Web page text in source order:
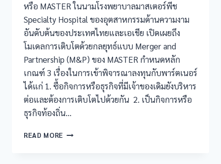
หรือ MASTER ในนามโรงพยาบาลมาสเตอร์พีช
Specialty Hospital ของอุตสาหกรรมด้านความงาม
อันดับต้นของประเทศไทยและเอเชีย เปิดเผยถึง
โมเดลการเติบโตด้วยกลยุทธ์แบบ Merger and
Partnership (M&P) ของ MASTER กำหนดหลัก
เกณฑ์ 3 เรื่องในการเข้าพิจารณาลงทุนกับพาร์ตเนอร์
ได้แก่ 1. ซื้อกิจการหรือธุรกิจที่มีเจ้าของเดิมยังบริหาร
ต่อและต้องการเติบโตไปด้วยกัน 2. เป็นกิจการหรือ
ธุรกิจท้องถิ่น…
READ MORE